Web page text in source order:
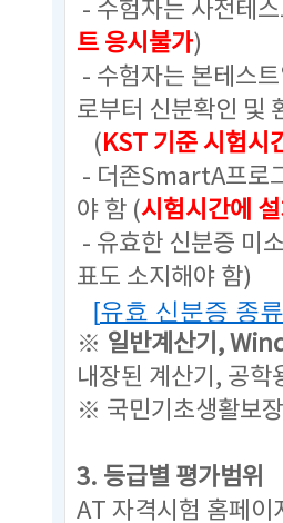
- 수험자는 사전테
트 응시불가)
- 수험자는 본테스
로부터 신분확인 및
(KST 기준 시험시
- 더존SmartA프로
야 함 (시험시간에
- 유효한 신분증 미
표도 소지해야 함)
[유효 신분증 종
※ 일반계산기,
내장된 계산기, 공학
※ 국민기초생활보
3. 등급별 평가범위
AT 자격시험 홈페